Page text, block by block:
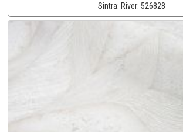
Sintra: River: 526828